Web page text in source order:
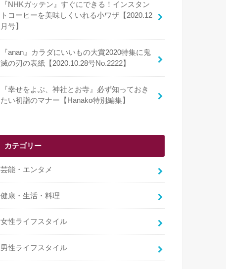
『NHKガッテン』すぐにできる！インスタン
トコーヒーを美味しくいれる小ワザ【2020.12
月号】
『anan』カラダにいいもの大賞2020特集に鬼
滅の刃の表紙【2020.10.28号No.2222】
『幸せをよぶ、神社とお寺』必ず知っておき
たい初詣のマナー【Hanako特別編集】
カテゴリー
芸能・エンタメ
健康・生活・料理
女性ライフスタイル
男性ライフスタイル